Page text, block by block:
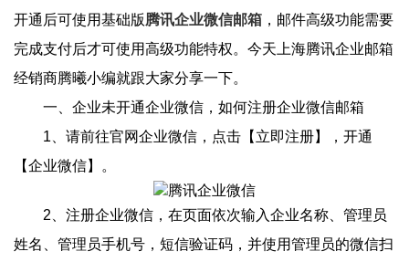
开通后可使用基础版腾讯企业微信邮箱 ，邮件高级功能需要
完成支付后才可使用高级功能特权。今天上海腾讯企业邮箱
经销商腾曦小编就跟大家分享一下。
一、企业未开通企业微信，如何注册企业微信邮箱
1、请前往官网企业微信，点击【立即注册】，开通
【企业微信】。
2、注册企业微信，在页面依次输入企业名称、管理员
姓名、管理员手机号，短信验证码，并使用管理员的微信扫